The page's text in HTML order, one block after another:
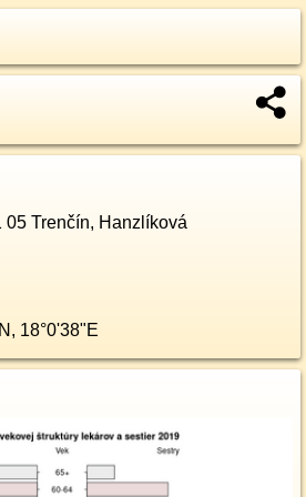
05 Trenčín, Hanzlíková
, 18°0'38"E